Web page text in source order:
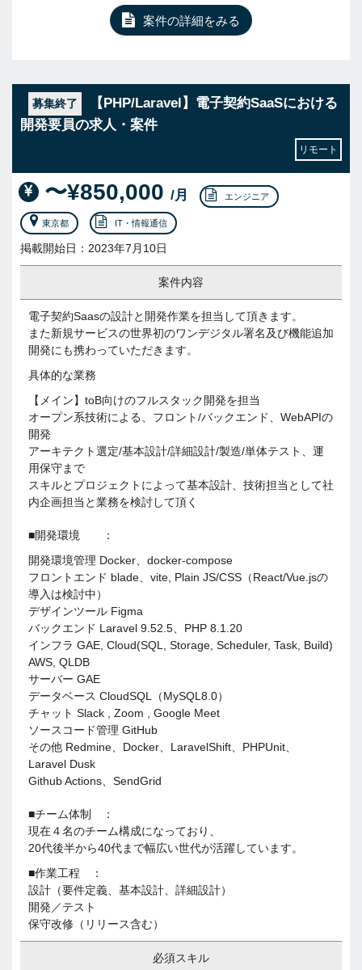
案件の詳細をみる
募集終了
【PHP/Laravel】電子契約SaaSにおける
開発要員の求人・案件
リモート
〜¥850,000 /月 エンジニア
東京都 IT・情報通信
掲載開始日：2023年7月10日
案件内容
電子契約Saasの設計と開発作業を担当して頂きます。
また新規サービスの世界初のワンデジタル署名及び機能追加
開発にも携わっていただきます。
具体的な業務
【メイン】toB向けのフルスタック開発を担当
オープン系技術による、フロント/バックエンド、WebAPIの
開発
アーキテクト選定/基本設計/詳細設計/製造/単体テスト、運
用保守まで
スキルとプロジェクトによって基本設計、技術担当として社
内企画担当と業務を検討して頂く
■開発環境 ：
開発環境管理 Docker、docker-compose
フロントエンド blade、vite, Plain JS/CSS（React/Vue.jsの
導入は検討中）
デザインツール Figma
バックエンド Laravel 9.52.5、PHP 8.1.20
インフラ GAE, Cloud(SQL, Storage, Scheduler, Task, Build)
AWS, QLDB
サーバー GAE
データベース CloudSQL（MySQL8.0）
チャット Slack , Zoom , Google Meet
ソースコード管理 GitHub
その他 Redmine、Docker、LaravelShift、PHPUnit、
Laravel Dusk
Github Actions、SendGrid
■チーム体制 ：
現在４名のチーム構成になっており、
20代後半から40代まで幅広い世代が活躍しています。
■作業工程 ：
設計（要件定義、基本設計、詳細設計）
開発／テスト
保守改修（リリース含む）
必須スキル